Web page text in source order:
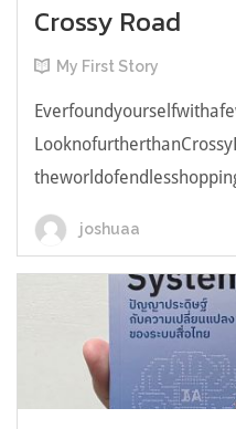
Crossy Road
My First Story
joshuaa